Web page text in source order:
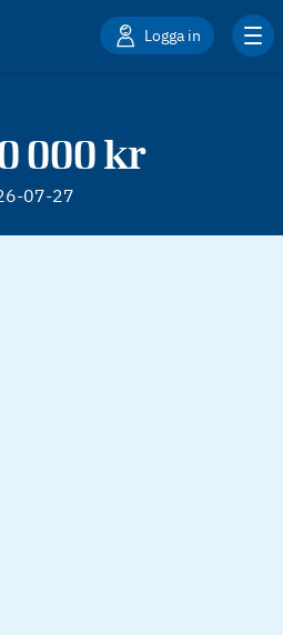
Logga in
000 kr
07-27